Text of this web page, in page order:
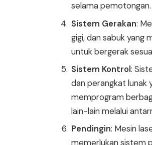
selama pemotongan.
Sistem Gerakan:
gigi, dan sabuk yang
untuk bergerak
Sistem Kontrol :
dan perangkat lunak
memprogram
lain-lain melalui
Pendingin: Mesin
memerlukan sistem